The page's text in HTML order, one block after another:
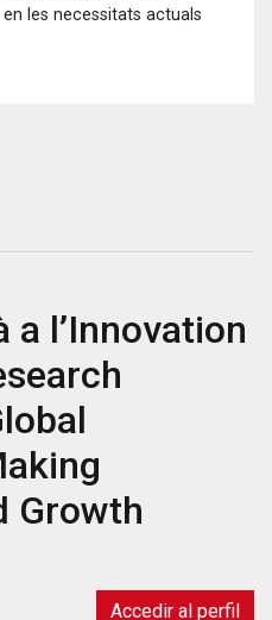
les necessitats actuals
a l’Innovation
Growth
Accedir al perfil